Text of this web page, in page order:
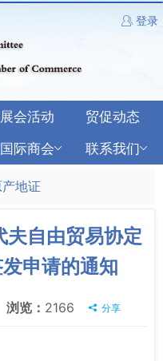
登录
展会活动
贸促动态
国际商会 联系我们
产地证
自由贸易协定
申请的通知
浏览： 2166 分享